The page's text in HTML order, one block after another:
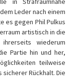
Leder nach einem
es gegen Phil Pulkus
artistisch in die
wiederum
Partie hin und her,
teilweise
Rückhalt. Die